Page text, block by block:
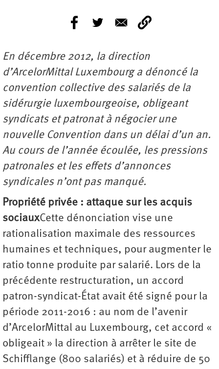
En décembre 2012, la direction
d’ArcelorMittal Luxembourg a dénoncé la
convention collective des salariés de la
sidérurgie luxembourgeoise, obligeant
syndicats et patronat à négocier une
nouvelle Convention dans un délai d’un an.
Au cours de l’année écoulée, les pressions
patronales et les effets d’annonces
syndicales n’ont pas manqué.
Propriété privée : attaque sur les acquis
sociauxCette dénonciation vise une
rationalisation maximale des ressources
humaines et techniques, pour augmenter le
ratio tonne produite par salarié. Lors de la
précédente restructuration, un accord
patron-syndicat-État avait été signé pour la
période 2011-2016 : au nom de l’avenir
d’ArcelorMittal au Luxembourg, cet accord «
obligeait » la direction à arrêter le site de
Schifflange (800 salariés) et à réduire de 50